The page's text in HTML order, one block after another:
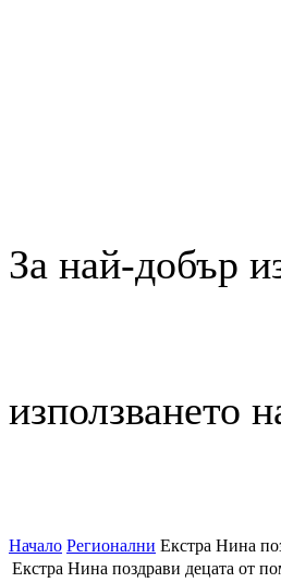
За най-добър
използването
Начало Регионални Екстра Нина
Екстра Нина поздрави децата от